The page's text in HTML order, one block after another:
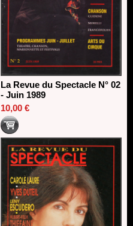
La Revue du Spectacle N° 02
- Juin 1989
10,00 €